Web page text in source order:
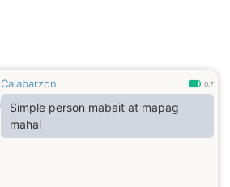
Calabarzon 0.7
Simple person mabait at mapag
mahal